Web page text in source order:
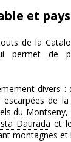
et
de la
permet de
divers
escarpées de
du Montseny,
Daurada et
montagnes et